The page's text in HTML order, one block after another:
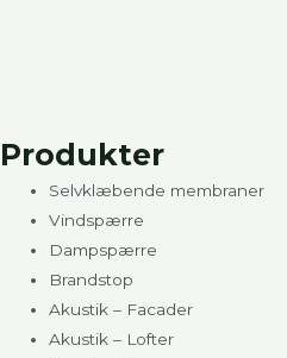
Produkter
Selvklæbende membraner
Vindspærre
Dampspærre
Brandstop
Akustik – Facader
Akustik – Lofter